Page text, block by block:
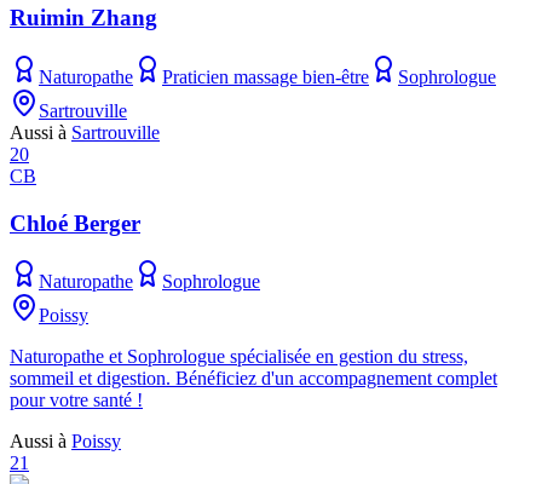
Ruimin Zhang
Naturopathe Praticien massage bien-être
Sophrologue
Sartrouville
Aussi à Sartrouville
20
CB
Chloé Berger
Naturopathe
Sophrologue
Poissy
Naturopathe et Sophrologue spécialisée en gestion du stress,
sommeil et digestion. Bénéficiez d'un accompagnement complet
pour votre santé !
Aussi à Poissy
21